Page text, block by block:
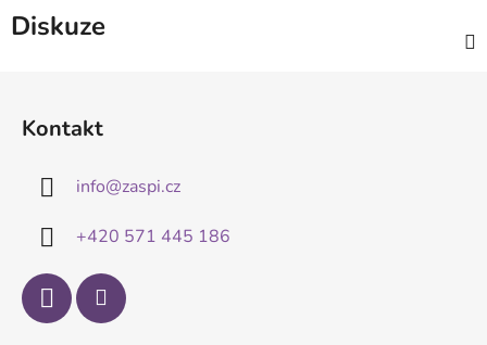
Diskuze
Kontakt
info@zaspi.cz
+420 571 445 186